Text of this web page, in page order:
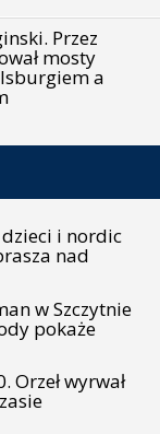
Przez
mosty
a
i nordic
nad
w Szczytnie
pokaże
Orzeł wyrwał